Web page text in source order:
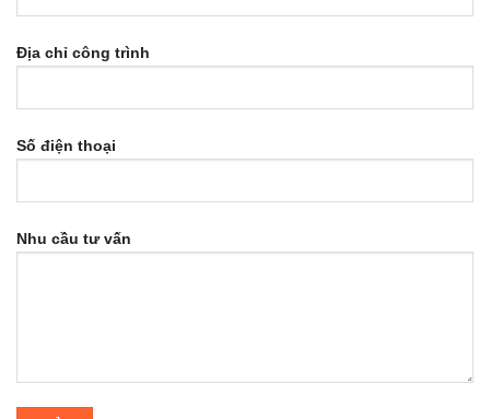
Địa chỉ công trình
Số điện thoại
Nhu cầu tư vấn